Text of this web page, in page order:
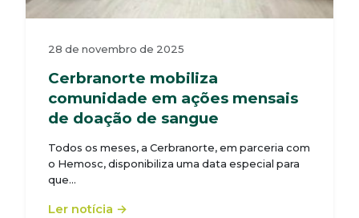
28 de novembro de 2025
Cerbranorte mobiliza
comunidade em ações mensais
de doação de sangue
Todos os meses, a Cerbranorte, em parceria com
o Hemosc, disponibiliza uma data especial para
que…
Ler notícia →